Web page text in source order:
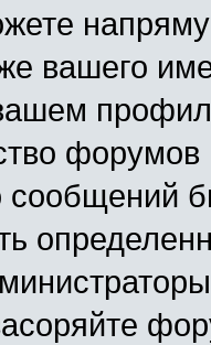
вашего
форумов
сообщений